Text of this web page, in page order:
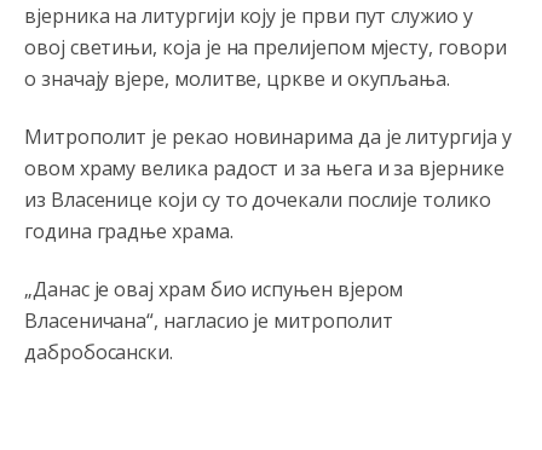
вјерника на литургији коју је први пут служио у
овој светињи, која је на прелијепом мјесту, говори
о значају вјере, молитве, цркве и окупљања.
Митрополит је рекао новинарима да је литургија у
овом храму велика радост и за њега и за вјернике
из Власенице који су то дочекали послије толико
година градње храма.
„Данас је овај храм био испуњен вјером
Власеничана“, нагласио је митрополит
дабробосански.